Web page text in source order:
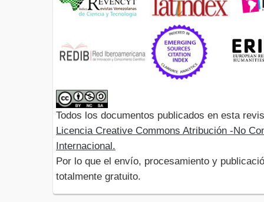
Todos los documentos publicados en esta
Licencia Creative Commons Atribución -No
Internacional.
Por lo que el envío, procesamiento y
totalmente gratuito.